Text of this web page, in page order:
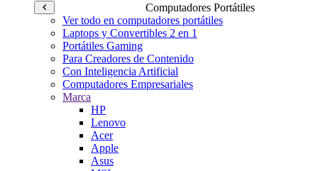
Computadores Portátiles
Ver todo en computadores portátiles
Laptops y Convertibles 2 en 1
Portátiles Gaming
Para Creadores de Contenido
Con Inteligencia Artificial
Computadores Empresariales
Marca
HP
Lenovo
Acer
Apple
Asus